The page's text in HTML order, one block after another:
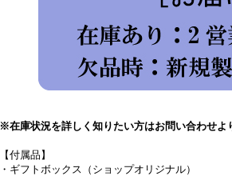
※在庫状況を詳しく知りたい方はお問い合わせよ
【付属品】
・ギフトボックス（ショップオリジナル）